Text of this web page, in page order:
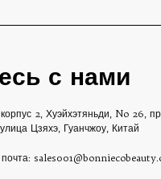
с нами
2, Хуэйхэтяньди, No 26,
Цзяхэ, Гуанчжоу, Китай